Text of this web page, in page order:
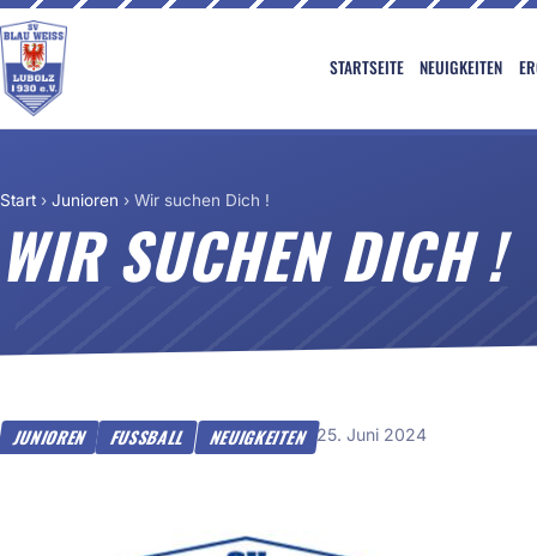
STARTSEITE NEUIGKEITEN
Start › Junioren › Wir suchen Dich !
WIR SUCHEN DICH !
JUNIOREN FUSSBALL NEUIGKEITEN 25. Juni 2024